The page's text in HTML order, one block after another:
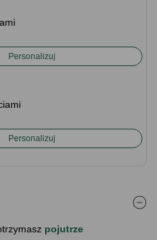
Personalizuj
Personalizuj
pojutrze